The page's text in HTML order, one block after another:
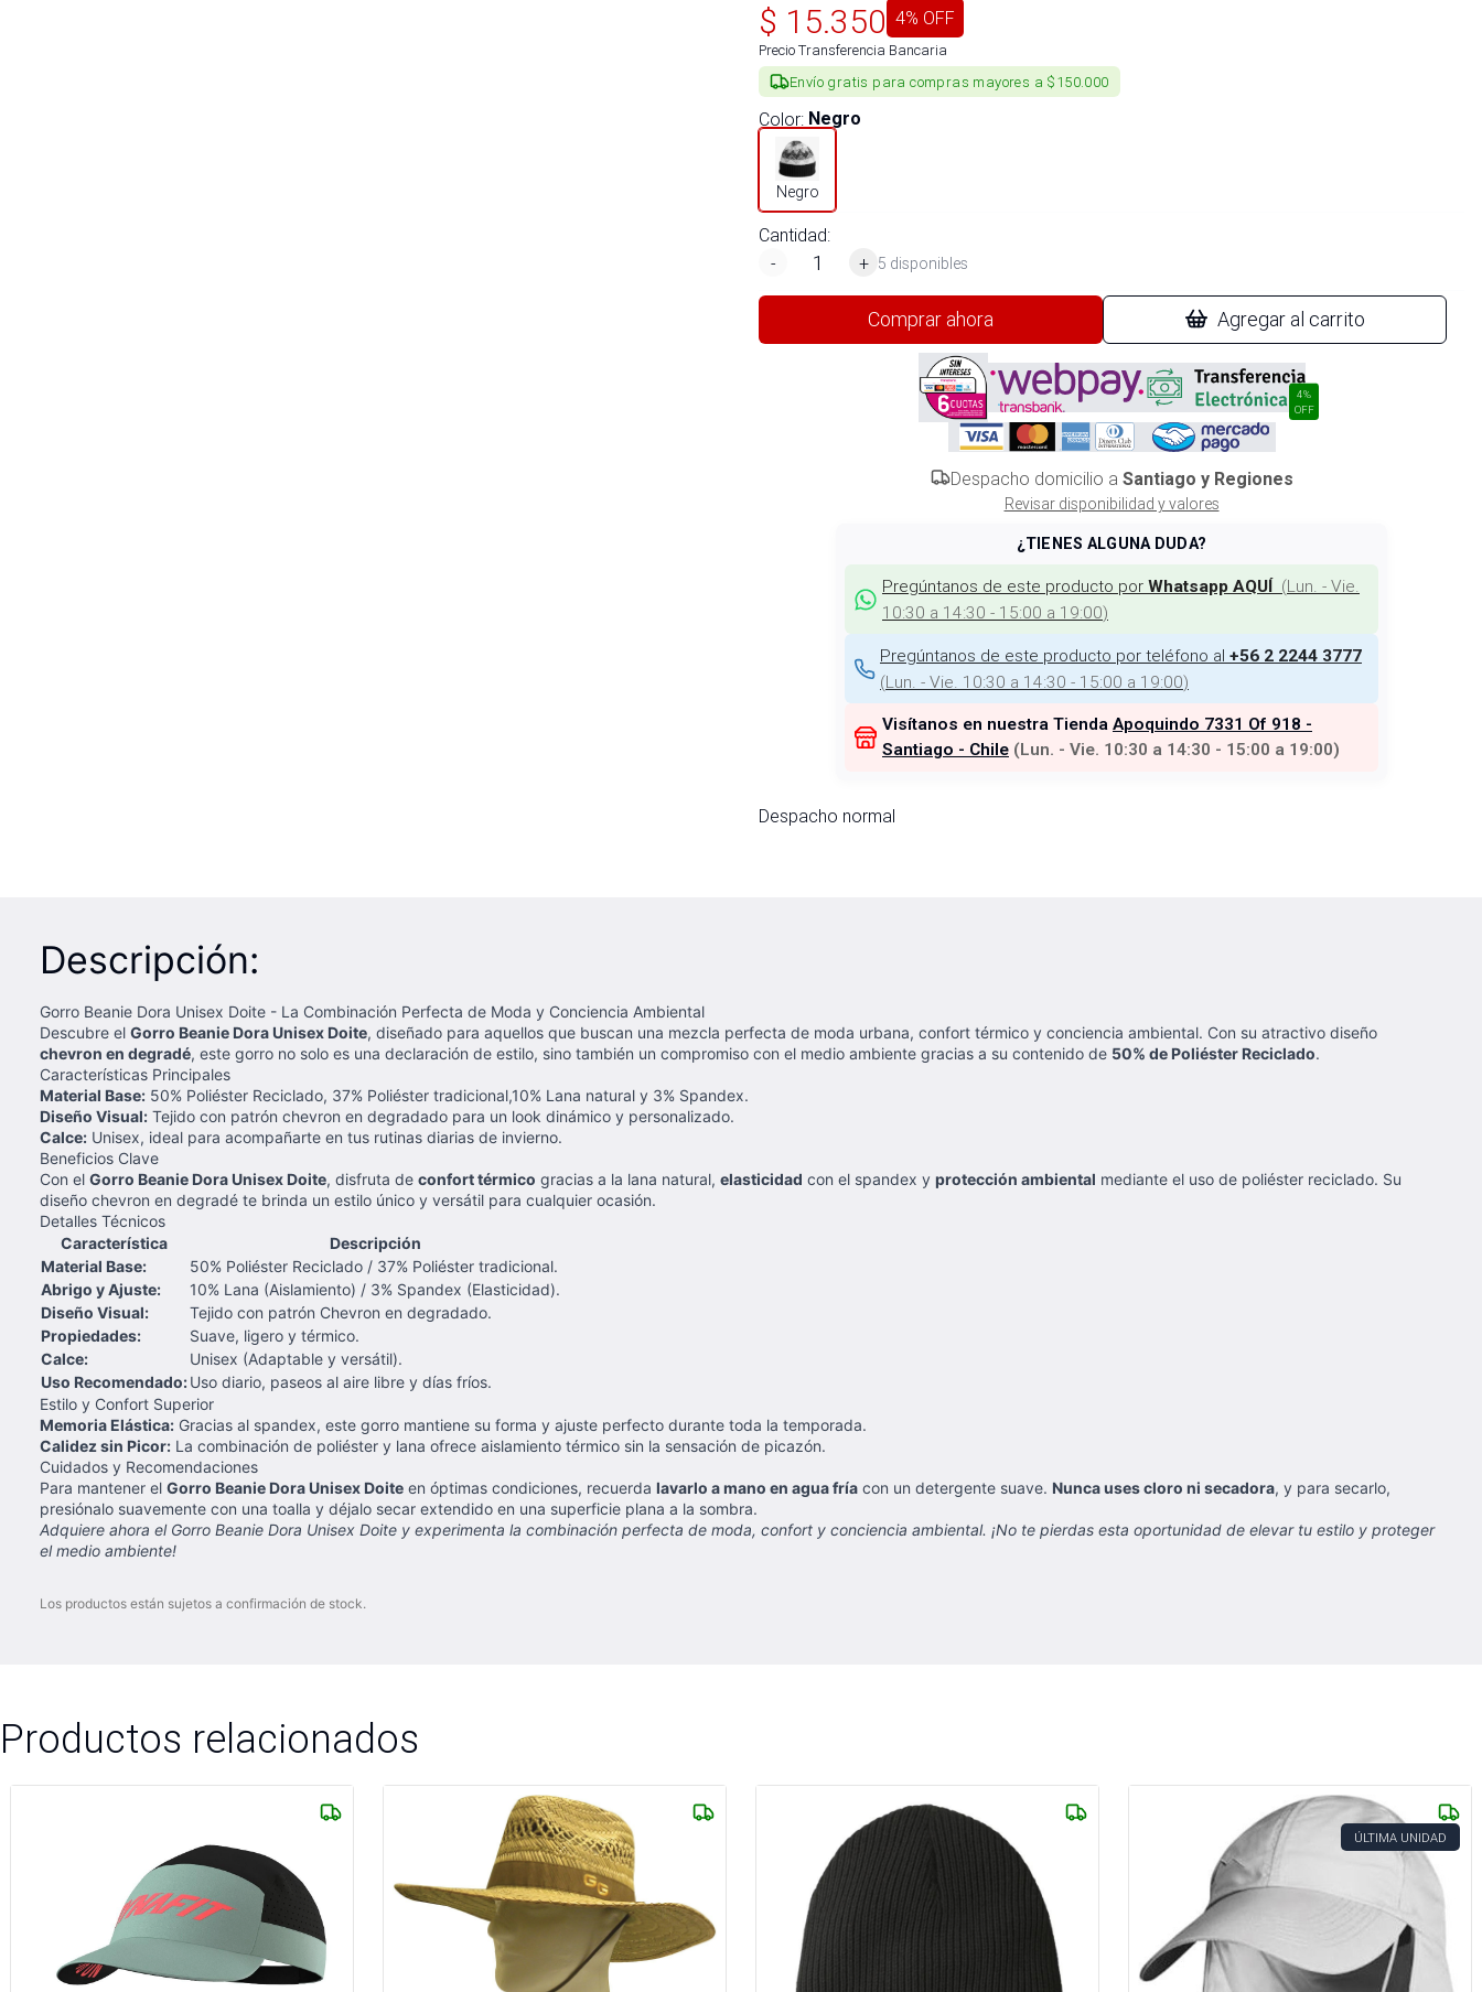
$ 15.350 4% OFF
Precio Transferencia Bancaria
Envío gratis para compras mayores a $150.000
Color: Negro
Negro
Cantidad:
-
+ 5 disponibles
Comprar ahora Agregar al carrito
4%
OFF
Despacho domicilio a Santiago y Regiones
Revisar disponibilidad y valores
¿TIENES ALGUNA DUDA?
Pregúntanos de este producto por Whatsapp AQUÍ (Lun. - Vie.
10:30 a 14:30 - 15:00 a 19:00)
Pregúntanos de este producto por teléfono al +56 2 2244 3777
(Lun. - Vie. 10:30 a 14:30 - 15:00 a 19:00)
Visítanos en nuestra Tienda Apoquindo 7331 Of 918 -
Santiago - Chile (Lun. - Vie. 10:30 a 14:30 - 15:00 a 19:00)
Despacho normal
Descripción:
Gorro Beanie Dora Unisex Doite - La Combinación Perfecta de Moda y Conciencia Ambiental
Descubre el Gorro Beanie Dora Unisex Doite, diseñado para aquellos que buscan una mezcla perfecta de moda urbana, confort térmico y conciencia ambiental. Con su atractivo diseño
chevron en degradé, este gorro no solo es una declaración de estilo, sino también un compromiso con el medio ambiente gracias a su contenido de 50% de Poliéster Reciclado.
Características Principales
Material Base: 50% Poliéster Reciclado, 37% Poliéster tradicional,10% Lana natural y 3% Spandex.
Diseño Visual: Tejido con patrón chevron en degradado para un look dinámico y personalizado.
Calce: Unisex, ideal para acompañarte en tus rutinas diarias de invierno.
Beneficios Clave
Con el Gorro Beanie Dora Unisex Doite, disfruta de confort térmico gracias a la lana natural, elasticidad con el spandex y protección ambiental mediante el uso de poliéster reciclado. Su
diseño chevron en degradé te brinda un estilo único y versátil para cualquier ocasión.
Detalles Técnicos
Característica
Descripción
Material Base:
50% Poliéster Reciclado / 37% Poliéster tradicional.
Abrigo y Ajuste:
10% Lana (Aislamiento) / 3% Spandex (Elasticidad).
Diseño Visual:
Tejido con patrón Chevron en degradado.
Propiedades:
Suave, ligero y térmico.
Calce:
Unisex (Adaptable y versátil).
Uso Recomendado:Uso diario, paseos al aire libre y días fríos.
Estilo y Confort Superior
Memoria Elástica: Gracias al spandex, este gorro mantiene su forma y ajuste perfecto durante toda la temporada.
Calidez sin Picor: La combinación de poliéster y lana ofrece aislamiento térmico sin la sensación de picazón.
Cuidados y Recomendaciones
Para mantener el Gorro Beanie Dora Unisex Doite en óptimas condiciones, recuerda lavarlo a mano en agua fría con un detergente suave. Nunca uses cloro ni secadora, y para secarlo,
presiónalo suavemente con una toalla y déjalo secar extendido en una superficie plana a la sombra.
Adquiere ahora el Gorro Beanie Dora Unisex Doite y experimenta la combinación perfecta de moda, confort y conciencia ambiental. ¡No te pierdas esta oportunidad de elevar tu estilo y proteger
el medio ambiente!
Los productos están sujetos a confirmación de stock.
Productos relacionados
ÚLTIMA UNIDAD